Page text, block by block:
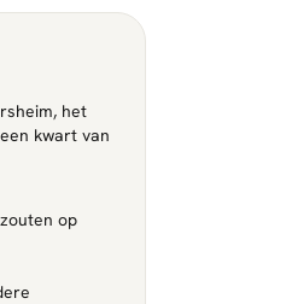
het
kwart van
op